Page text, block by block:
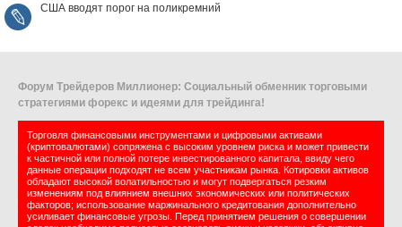
США вводят порог на поликремний
Форум Трейдеров Миллионер: Социальный обменник торговыми
стратегиями форекс и идеями для трейдинга!
Торговля финансовыми инструментами и цифровыми активами
(криптовалютами) сопряжена с высоким уровнем риска и может привести
к частичной или полной потере инвестированного капитала, ввиду чего
данные операции подходят не всем участникам рынка. Котировки активов
обладают высокой волатильностью и могут подвергаться резким
изменениям под влиянием внешних экономических или политических
факторов; использование маржинального кредитования дополнительно
усиливает финансовые угрозы. Перед принятием решения о совершении